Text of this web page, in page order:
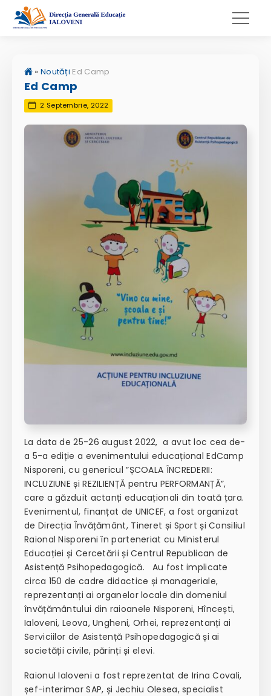
» Noutăți Ed Camp
Ed Camp
2 Septembrie, 2022
La data de 25-26 august 2022, a avut loc cea de-
a 5-a ediție a evenimentului educațional EdCamp
Nisporeni, cu genericul ”ȘCOALA ÎNCREDERII:
INCLUZIUNE și REZILIENȚĂ pentru PERFORMANȚĂ”,
care a găzduit actanți educaționali din toată țara.
Evenimentul, finanțat de UNICEF, a fost organizat
de Direcția Învățământ, Tineret și Sport și Consiliul
Raional Nisporeni în parteneriat cu Ministerul
Educației și Cercetării și Centrul Republican de
Asistență Psihopedagogică. Au fost implicate
circa 150 de cadre didactice și manageriale,
reprezentanți ai organelor locale din domeniul
învățământului din raioanele Nisporeni, Hîncești,
Ialoveni, Leova, Ungheni, Orhei, reprezentanți ai
Serviciilor de Asistență Psihopedagogică și ai
societății civile, părinți și elevi.
Raionul Ialoveni a fost reprezentat de Irina Covali,
șef-interimar SAP, și Jechiu Olesea, specialist